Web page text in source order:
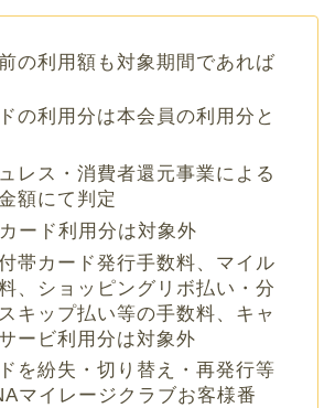
の利用額も対象期間であれば
の利用分は本会員の利用分と
レス・消費者還元事業による
額にて判定
ード利用分は対象外
帯カード発行手数料、マイル
、ショッピングリボ払い・分
キップ払い等の手数料、キャ
ービ利用分は対象外
を紛失・切り替え・再発行等
マイレージクラブお客様番